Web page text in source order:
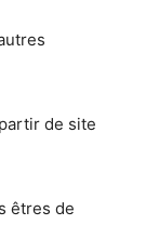
de site
êtres de